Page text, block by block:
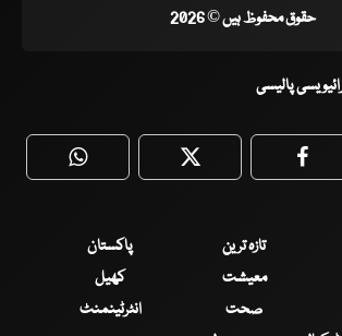
حقوق محفوظ ہیں © 2026
پالیسی
WhatsApp Twitter
تازہ ترین
پاکستان
معیشت
کھیل
صحت
انٹرٹینمنٹ